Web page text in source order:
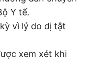
Y tế.
vì lý do dị tật
xem xét khi